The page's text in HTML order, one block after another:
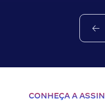
CONHEÇA A